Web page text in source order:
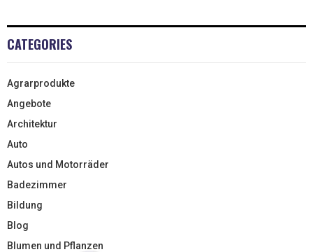
CATEGORIES
Agrarprodukte
Angebote
Architektur
Auto
Autos und Motorräder
Badezimmer
Bildung
Blog
Blumen und Pflanzen